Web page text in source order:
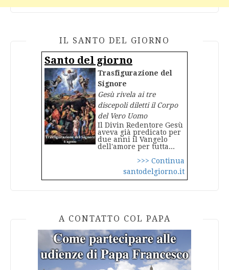
IL SANTO DEL GIORNO
Santo del giorno
Trasfigurazione del
Signore
Gesù rivela ai tre
discepoli diletti il Corpo
del Vero Uomo
Il Divin Redentore Gesù
aveva già predicato per
due anni il Vangelo
dell'amore per tutta...
>>> Continua
santodelgiorno.it
A CONTATTO COL PAPA